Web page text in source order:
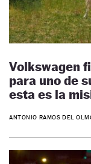
Volkswagen
para uno de
esta es la
ANTONIO RAMOS DEL